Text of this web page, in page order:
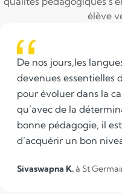
élève
une
réussite !
Anne-